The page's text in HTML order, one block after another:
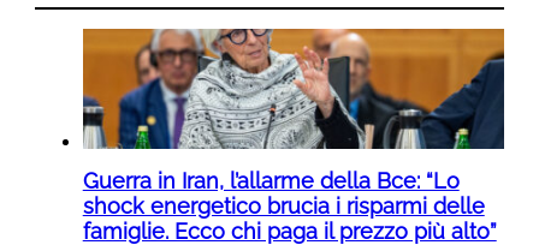
Guerra in Iran, l’allarme della Bce: “Lo
shock energetico brucia i risparmi delle
famiglie. Ecco chi paga il prezzo più alto”